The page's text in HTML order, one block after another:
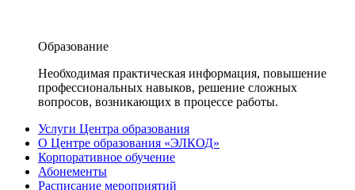
Образование
Необходимая практическая информация, повышение
профессиональных навыков, решение сложных
вопросов, возникающих в процессе работы.
Услуги Центра образования
О Центре образования «ЭЛКОД»
Корпоративное обучение
Абонементы
Расписание мероприятий